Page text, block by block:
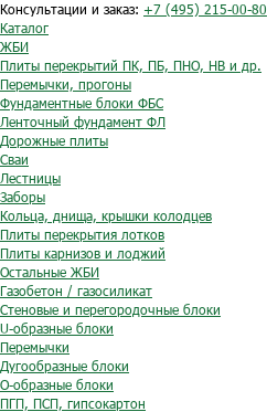
Консультации и заказ: +7 (495) 215-00-80
Каталог
ЖБИ
Плиты перекрытий ПК, ПБ, ПНО, НВ и др.
Перемычки, прогоны
Фундаментные блоки ФБС
Ленточный фундамент ФЛ
Дорожные плиты
Сваи
Лестницы
Заборы
Кольца, днища, крышки колодцев
Плиты перекрытия лотков
Плиты карнизов и лоджий
Остальные ЖБИ
Газобетон / газосиликат
Стеновые и перегородочные блоки
U-образные блоки
Перемычки
Дугообразные блоки
O-образные блоки
ПГП, ПСП, гипсокартон